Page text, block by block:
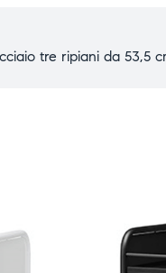
tre ripiani da 53,5